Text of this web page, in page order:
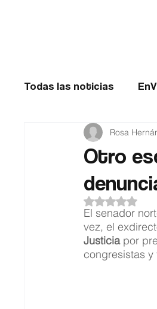
Todas las noticias
Entretenimiento
Catatumbo
Otro
Rosa
Obtuvo
El senador
vez, el
Justicia por
congresistas